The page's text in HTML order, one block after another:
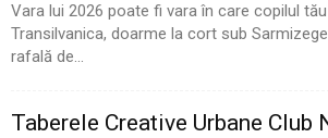
Vara lui 2026 poate fi vara în care copilul
Transilvanica, doarme la cort sub
rafală de...
Taberele Creative Urbane Club